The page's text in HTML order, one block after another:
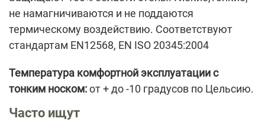
не намагничиваются и не поддаются
термическому воздействию. Соответствуют
стандартам EN12568, EN ISO 20345:2004
Температура комфортной эксплуатации с
тонким носком:от + до -10 градусов по Цельсию.
Часто ищут